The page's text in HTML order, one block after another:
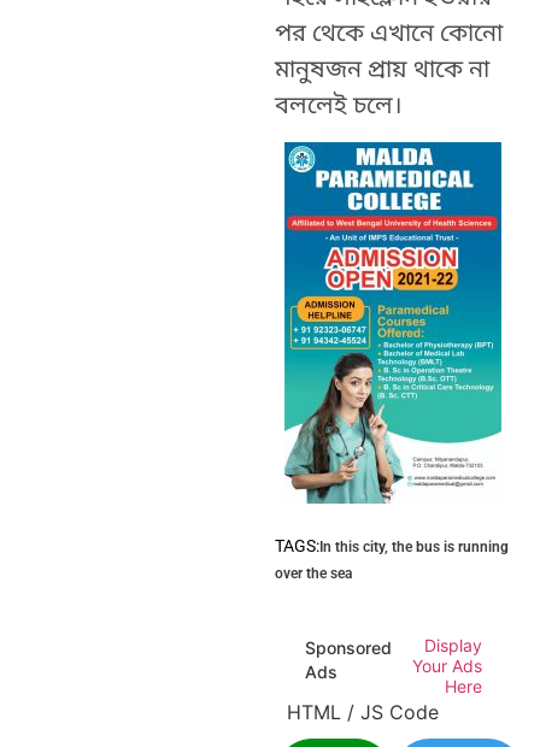
পর থেকে এখানে কোনো
মানুষজন প্রায় থাকে না
বললেই চলে।
TAGS:In this city, the bus is running
over the sea
Sponsored
Ads
Display
Your Ads
Here
HTML / JS Code